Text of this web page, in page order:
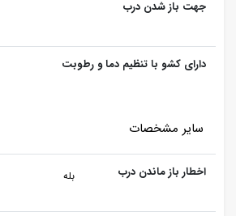
جهت باز شدن درب
دارای کشو با تنظیم دما و رطوبت
سایر مشخصات
اخطار باز ماندن درب بله